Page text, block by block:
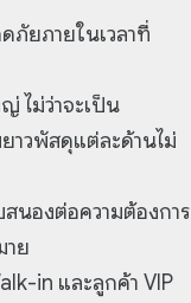
ภัยภายในเวลาที่
ไม่ว่าจะเป็น
าวพัสดุแต่ละด้านไม่
นองต่อความต้องการ
าย
in และลูกค้า VIP